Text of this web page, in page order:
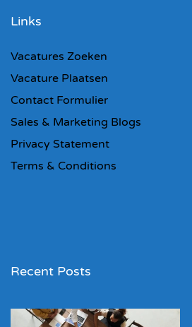
Links
Vacatures Zoeken
Vacature Plaatsen
Contact Formulier
Sales & Marketing Blogs
Privacy Statement
Terms & Conditions
Recent Posts